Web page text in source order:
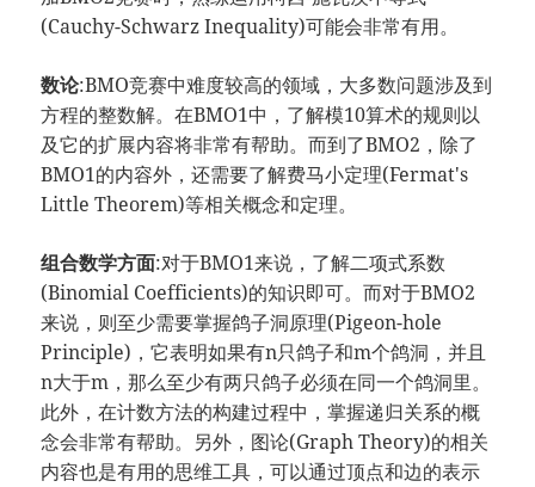
(Cauchy-Schwarz Inequality)可能会非常有用。
数论:BMO竞赛中难度较高的领域，大多数问题涉及到
方程的整数解。在BMO1中，了解模10算术的规则以
及它的扩展内容将非常有帮助。而到了BMO2，除了
BMO1的内容外，还需要了解费马小定理(Fermat's
Little Theorem)等相关概念和定理。
组合数学方面:对于BMO1来说，了解二项式系数
(Binomial Coefficients)的知识即可。而对于BMO2
来说，则至少需要掌握鸽子洞原理(Pigeon-hole
Principle)，它表明如果有n只鸽子和m个鸽洞，并且
n大于m，那么至少有两只鸽子必须在同一个鸽洞里。
此外，在计数方法的构建过程中，掌握递归关系的概
念会非常有帮助。另外，图论(Graph Theory)的相关
内容也是有用的思维工具，可以通过顶点和边的表示